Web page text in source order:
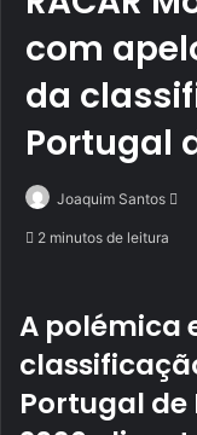
com
da
Portugal
Joaquim Santos
2 minutos de leitura
A polémica
Portugal de